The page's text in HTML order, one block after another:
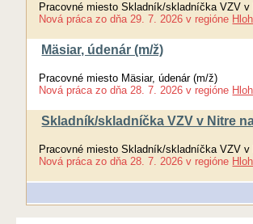
Pracovné miesto Skladník/skladníčka VZV
Nová práca zo dňa 29. 7. 2026 v regióne
Mäsiar, údenár (m/ž)
Pracovné miesto Mäsiar, údenár (m/ž)
Nová práca zo dňa 28. 7. 2026 v regióne
Skladník/skladníčka VZV v Nitre
Pracovné miesto Skladník/skladníčka VZV
Nová práca zo dňa 28. 7. 2026 v regióne